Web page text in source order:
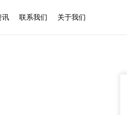
讯 联系我们 关于我们